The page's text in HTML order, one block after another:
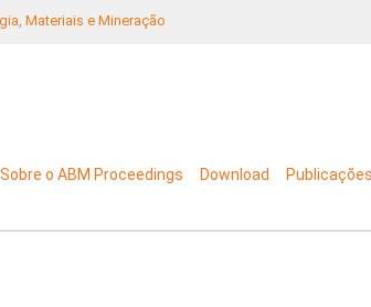
Materiais e Mineração
Sobre o ABM Proceedings Download